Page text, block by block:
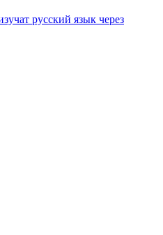
русский язык через